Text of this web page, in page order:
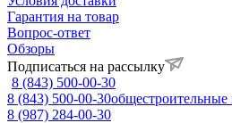
Гарантия на товар
Вопрос-ответ
Обзоры
Подписаться на рассылку
8 (843) 500-00-30
8 (843) 500-00-30общестроительные
8 (987) 284-00-30